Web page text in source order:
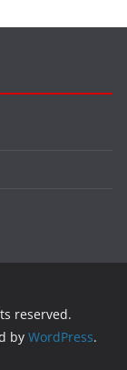
reserved.
by WordPress.